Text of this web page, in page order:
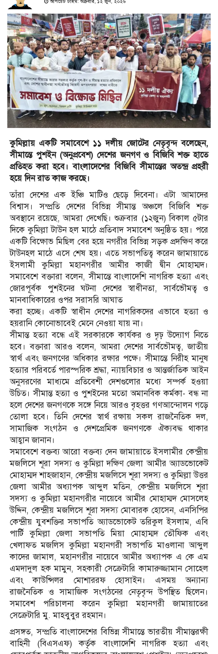
আপডেট টাইম: শুক্রবার, ১২ জুন, ২০২৬
কুমিল্লায় একটি সমাবেশে ১১ দলীয় জোটের নেতৃবৃন্দ বলেছেন,
সীমান্তে পুশইন (অনুপ্রবেশ) দেশের জনগণ ও বিজিবি শক্ত হাতে
প্রতিহত করা হবে। বাংলাদেশের বিজিবি সীমান্তের অতন্দ্র প্রহরী
হয়ে দিন রাত কাজ করছে।
তাঁরা দেশের এক ইঞ্চি মাটিও ছেড়ে দিবেনা। এটা আমাদের
বিশ্বাস। সম্প্রতি দেশের বিভিন্ন সীমান্ত অঞ্চলে বিজিবি শক্ত
অবস্থানে রয়েছে, আমরা দেখেছি। শুক্রবার (১২জুন) বিকাল ৫টার
দিকে কুমিল্লা টাউন হল মাঠে প্রতিবাদ সমাবেশ অনুষ্ঠিত হয়। পরে
একটি বিক্ষোভ মিছিল বের হয়ে নগরীর বিভিন্ন সড়ক প্রদক্ষিণ করে
টাউনহল মাঠে এসে শেষ হয়। এতে সভাপতিত্ব করেন জামায়াতে
ইসলামী কুমিল্লা মহানগরীর আমীর কাজী দ্বীন মোহাম্মদ।
সমাবেশে বক্তারা বলেন, সীমান্তে বাংলাদেশি নাগরিক হত্যা এবং
জোরপূর্বক পুশইনের ঘটনা দেশের স্বাধীনতা, সার্বভৌমত্ব ও
মানবাধিকারের ওপর সরাসরি আঘাত
করা হচ্ছে। একটি স্বাধীন দেশের নাগরিকদের এভাবে হত্যা ও
হয়রানি কোনোভাবেই মেনে নেওয়া যায় না।
সীমান্ত হত্যা বন্ধে এই সরকারকে কার্যকর ও দৃঢ় উদ্যোগ নিতে
হবে। বক্তারা আরও বলেন, আমরা দেশের সার্বভৌমত্ব, জাতীয়
স্বার্থ এবং জনগণের অধিকার রক্ষার পক্ষে। সীমান্তে নিরীহ মানুষ
হত্যার পরিবর্তে পারস্পরিক শ্রদ্ধা, ন্যায়বিচার ও আন্তর্জাতিক আইন
অনুসরণের মাধ্যমে প্রতিবেশী দেশগুলোর মধ্যে সম্পর্ক হওয়া
উচিত। সীমান্ত হত্যা ও পুশইনের মতো অমানবিক কর্মকা- বন্ধ না
হলে দেশের জনগণকে সঙ্গে নিয়ে আরও বৃহত্তর গণআন্দোলন গড়ে
তোলা হবে। তিনি দেশের স্বার্থ রক্ষায় সকল রাজনৈতিক দল,
সামাজিক সংগঠন ও দেশপ্রেমিক জনগণকে ঐক্যবদ্ধ থাকার
আহ্বান জানান।
সমাবেশে বক্তব্য আরো বক্তব্য দেন জামায়াতে ইসলামীর কেন্দ্রীয়
মজলিসে শূরা সদস্য ও কুমিল্লা দক্ষিণ জেলা আমীর অ্যাডভোকেট
মোহাম্মদ শাহজাহান, কেন্দ্রীয় মজলিসে শূরা সদস্য ও কুমিল্লা উত্তর
জেলা আমীর অধ্যাপক আব্দুল মতিন, কেন্দ্রীয় মজলিসে শূরা
সদস্য ও কুমিল্লা মহানগরীর নায়েবে আমীর মোহাম্মদ মোসলেহ
উদ্দিন, কেন্দ্রীয় মজলিসে শূরা সদস্য মোবারক হোসেন, এনসিপির
কেন্দ্রীয় যুবশক্তির সভাপতি অ্যাডভোকেট তরিকুল ইসলাম, এবি
পার্টি কুমিল্লা জেলা সভাপতি মিয়া মোহাম্মদ তৌফিক এবং
খেলাফত মজলিস কুমিল্লা মহানগরী সভাপতি মাওলানা আব্দুল
কাদের জামাল, মহানগরীর নায়েবে আমীর অধ্যাপক এ কে এম
এমদাদুল হক মামুন, সহকারী সেক্রেটারি কামারুজ্জামান সোহেল
এবং কাউন্সিলর মোশাররফ হোসাইন। এসময় অন্যান্য
রাজনৈতিক ও সামাজিক সংগঠনের নেতৃবৃন্দ উপস্থিত ছিলেন।
সমাবেশ পরিচালনা করেন কুমিল্লা মহানগরী জামায়াতের
সেক্রেটারি মু. মাহবুবুর রহমান।
প্রসঙ্গত, সম্প্রতি বাংলাদেশের বিভিন্ন সীমান্তে ভারতীয় সীমান্তরক্ষী
বাহিনী (বিএসএফ) কর্তৃক বাংলাদেশি নাগরিক হত্যা এবং